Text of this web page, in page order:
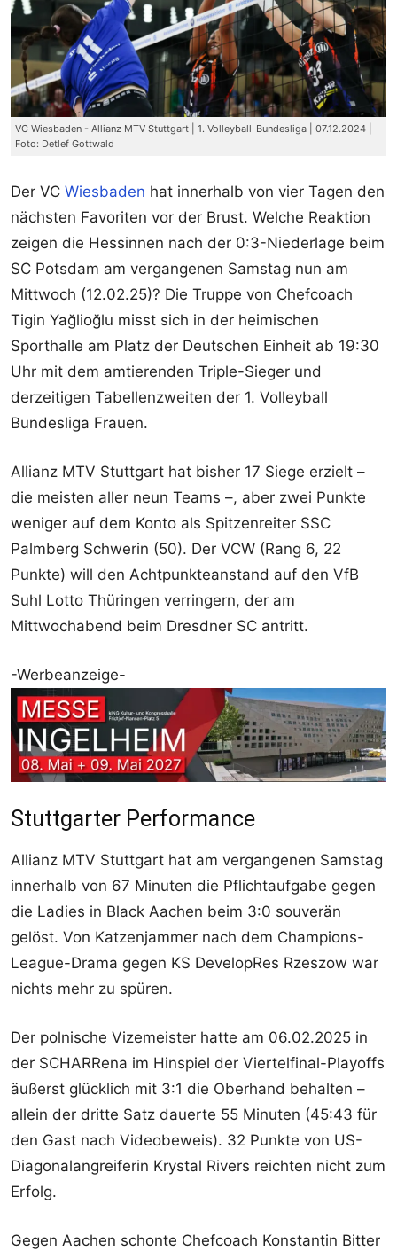
VC Wiesbaden - Allianz MTV Stuttgart | 1. Volleyball-Bundesliga | 07.12.2024 |
Foto: Detlef Gottwald
Der VC Wiesbaden hat innerhalb von vier Tagen den
nächsten Favoriten vor der Brust. Welche Reaktion
zeigen die Hessinnen nach der 0:3-Niederlage beim
SC Potsdam am vergangenen Samstag nun am
Mittwoch (12.02.25)? Die Truppe von Chefcoach
Tigin Yağlioğlu misst sich in der heimischen
Sporthalle am Platz der Deutschen Einheit ab 19:30
Uhr mit dem amtierenden Triple-Sieger und
derzeitigen Tabellenzweiten der 1. Volleyball
Bundesliga Frauen.
Allianz MTV Stuttgart hat bisher 17 Siege erzielt –
die meisten aller neun Teams –, aber zwei Punkte
weniger auf dem Konto als Spitzenreiter SSC
Palmberg Schwerin (50). Der VCW (Rang 6, 22
Punkte) will den Achtpunkteanstand auf den VfB
Suhl Lotto Thüringen verringern, der am
Mittwochabend beim Dresdner SC antritt.
-Werbeanzeige-
Stuttgarter Performance
Allianz MTV Stuttgart hat am vergangenen Samstag
innerhalb von 67 Minuten die Pflichtaufgabe gegen
die Ladies in Black Aachen beim 3:0 souverän
gelöst. Von Katzenjammer nach dem Champions-
League-Drama gegen KS DevelopRes Rzeszow war
nichts mehr zu spüren.
Der polnische Vizemeister hatte am 06.02.2025 in
der SCHARRena im Hinspiel der Viertelfinal-Playoffs
äußerst glücklich mit 3:1 die Oberhand behalten –
allein der dritte Satz dauerte 55 Minuten (45:43 für
den Gast nach Videobeweis). 32 Punkte von US-
Diagonalangreiferin Krystal Rivers reichten nicht zum
Erfolg.
Gegen Aachen schonte Chefcoach Konstantin Bitter